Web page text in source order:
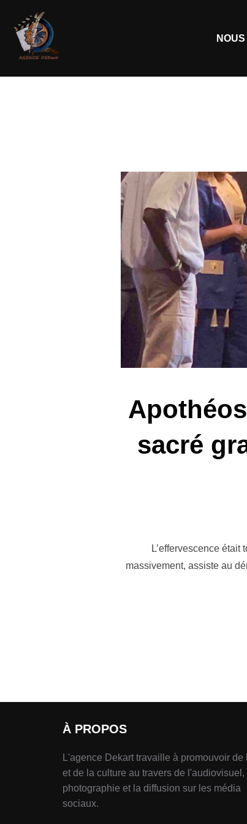
NOUS
sacré
L’effervescence
massivement, assiste au
À PROPOS
L'agence Dekart travaille à promouvoir de
et de la culture au travers de l'audiovisuel,
photographie et la diffusion sur les média
sociaux.